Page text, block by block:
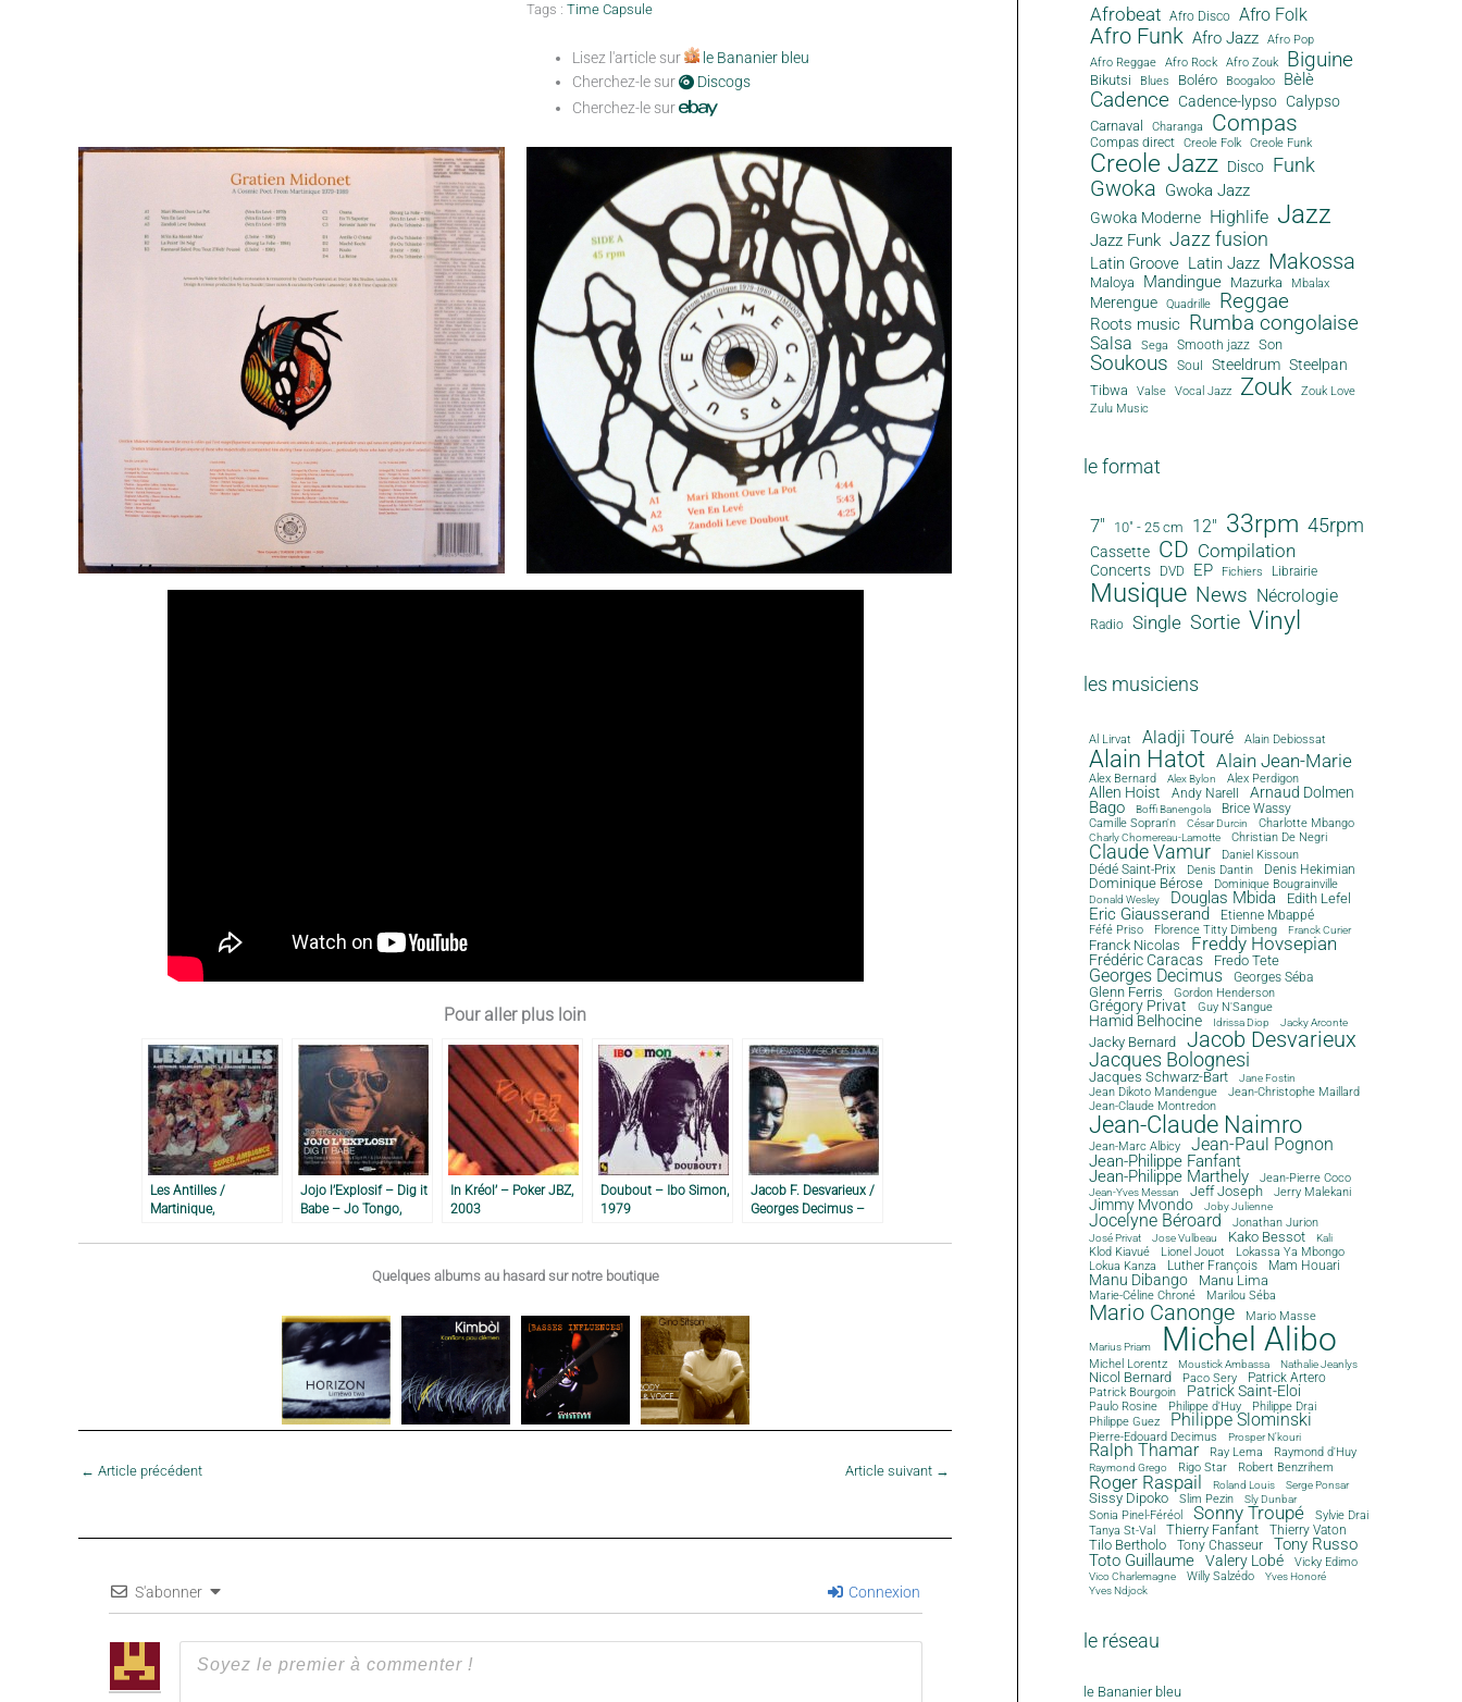
Tags : Time Capsule
Lisez l'article sur
le Bananier bleu
Cherchez-le sur
Discogs
Cherchez-le sur
Pour aller plus loin
Les Antilles /
Martinique,
Dominique, Sainte
Jojo l’Explosif – Dig it
Babe – Jo Tongo,
In Kréol’ – Poker JBZ,
2003
Doubout – Ibo Simon,
1979
Jacob F. Desvarieux /
Georges Decimus –
Quelques albums au hasard sur notre boutique
← Article précédent Article suivant →
S'abonner Connexion
Afrobeat Afro Disco Afro Folk
Afro Funk Afro Jazz
Afro Pop
Afro Reggae
Afro Rock Afro Zouk Biguine
Bikutsi Blues Boléro Boogaloo Bèlè
Cadence Cadence-lypso Calypso
Carnaval Charanga Compas
Compas direct Creole Folk Creole Funk
Creole Jazz Disco Funk
Gwoka Gwoka Jazz
Gwoka Moderne Highlife Jazz
Jazz Funk Jazz fusion
Latin Groove Latin Jazz Makossa
Maloya Mandingue Mazurka Mbalax
Merengue Quadrille Reggae
Roots music Rumba congolaise
Salsa Sega Smooth jazz Son
Soukous Soul Steeldrum Steelpan
Tibwa Valse Vocal Jazz Zouk
Zouk Love
Zulu Music
le format
7" 10" - 25 cm 12" 33rpm 45rpm
Cassette CD Compilation
Concerts DVD EP Fichiers Librairie
Musique News Nécrologie
Radio Single Sortie Vinyl
les musiciens
Al Lirvat Aladji Touré Alain Debiossat
Alain Hatot Alain Jean-Marie
Alex Bernard Alex Bylon Alex Perdigon
Allen Hoist Andy Narell Arnaud Dolmen
Bago Boffi Banengola
Brice Wassy
Camille Sopran'n
César Durcin Charlotte Mbango
Charly Chomereau-Lamotte Christian De Negri
Claude Vamur Daniel Kissoun
Dédé Saint-Prix Denis Dantin Denis Hekimian
Dominique Bérose Dominique Bougrainville
Donald Wesley Douglas Mbida Edith Lefel
Eric Giausserand Etienne Mbappé
Féfé Priso Florence Titty Dimbeng Franck Curier
Franck Nicolas Freddy Hovsepian
Frédéric Caracas Fredo Tete
Georges Decimus Georges Séba
Glenn Ferris Gordon Henderson
Grégory Privat Guy N'Sangue
Hamid Belhocine Idrissa Diop Jacky Arconte
Jacky Bernard Jacob Desvarieux
Jacques Bolognesi
Jacques Schwarz-Bart Jane Fostin
Jean Dikoto Mandengue
Jean-Christophe Maillard
Jean-Claude Montredon
Jean-Claude Naimro
Jean-Marc Albicy Jean-Paul Pognon
Jean-Philippe Fanfant
Jean-Philippe Marthely Jean-Pierre Coco
Jean-Yves Messan Jeff Joseph Jerry Malekani
Jimmy Mvondo Joby Julienne
Jocelyne Béroard Jonathan Jurion
José Privat Jose Vulbeau Kako Bessot Kali
Klod Kiavué Lionel Jouot
Lokassa Ya Mbongo
Lokua Kanza
Luther François Mam Houari
Manu Dibango Manu Lima
Marie-Céline Chroné Marilou Séba
Mario Canonge Mario Masse
Marius Priam Michel Alibo
Michel Lorentz Moustick Ambassa Nathalie Jeanlys
Nicol Bernard Paco Sery
Patrick Artero
Patrick Bourgoin
Patrick Saint-Eloi
Paulo Rosine Philippe d'Huy
Philippe Drai
Philippe Guez
Philippe Slominski
Pierre-Edouard Decimus Prosper N'kouri
Ralph Thamar Ray Lema Raymond d'Huy
Raymond Grego Rigo Star Robert Benzrihem
Roger Raspail Roland Louis Serge Ponsar
Sissy Dipoko Slim Pezin Sly Dunbar
Sonia Pinel-Féréol Sonny Troupé Sylvie Drai
Tanya St-Val Thierry Fanfant Thierry Vaton
Tilo Bertholo Tony Chasseur
Tony Russo
Toto Guillaume
Valery Lobé Vicky Edimo
Vico Charlemagne Willy Salzédo
Yves Honoré
Yves Ndjock
le réseau
le Bananier bleu